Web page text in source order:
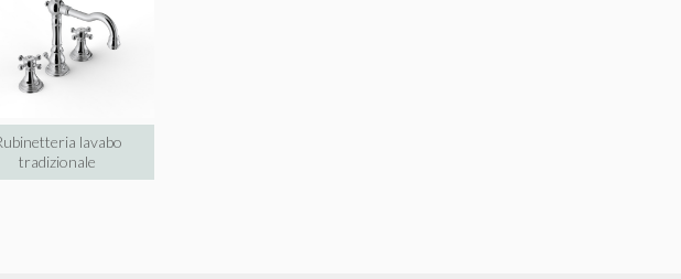
lavabo
tradizionale